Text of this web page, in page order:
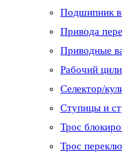
Подшипник
Привода
Приводные
Рабочий
Селектор/
Ступицы и
Трос
Трос